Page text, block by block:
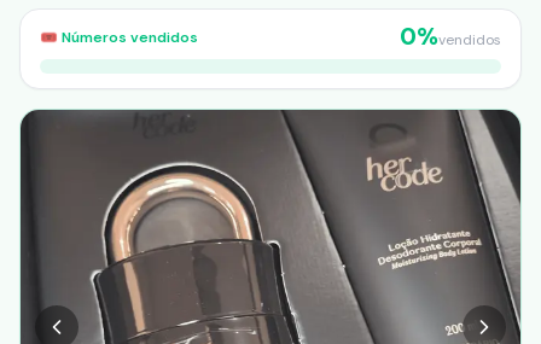
🎟️ Números vendidos 0%vendidos